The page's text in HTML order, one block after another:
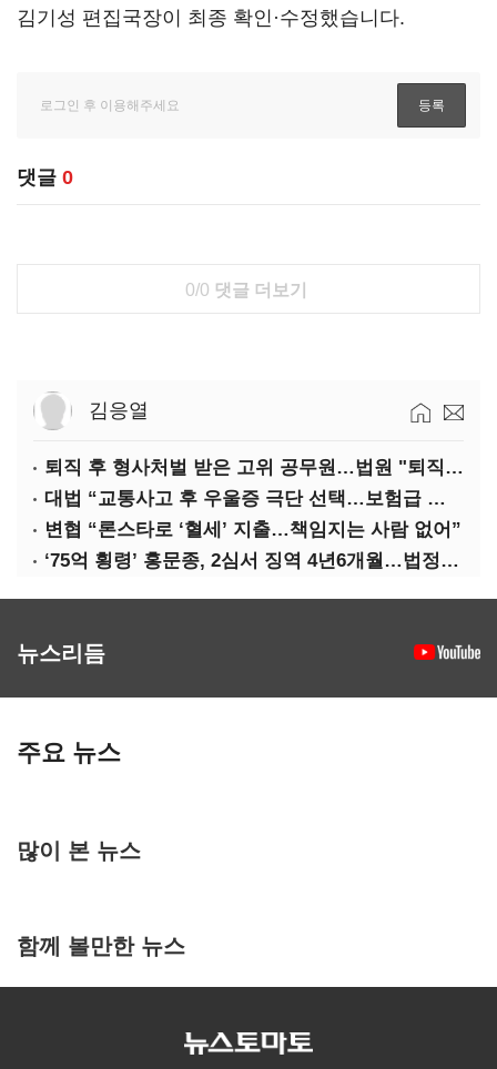
김기성 편집국장이 최종 확인·수정했습니다.
댓글 0
0/0 댓글 더보기
김응열
퇴직 후 형사처벌 받은 고위 공무원…법원 "퇴직수당 환수는 부당"
대법 “교통사고 후 우울증 극단 선택…보험급 지급해야”
변협 “론스타로 ‘혈세’ 지출…책임지는 사람 없어”
‘75억 횡령’ 홍문종, 2심서 징역 4년6개월…법정구속
뉴스리듬
주요 뉴스
많이 본 뉴스
함께 볼만한 뉴스